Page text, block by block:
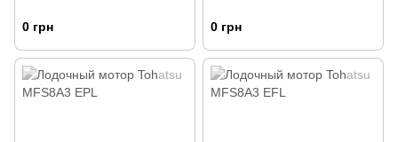
0 грн 0 грн